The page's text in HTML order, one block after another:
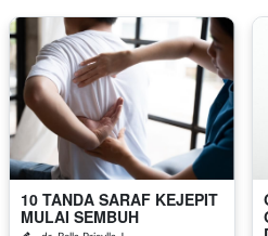
10 TANDA SARAF KEJEPIT
MULAI SEMBUH